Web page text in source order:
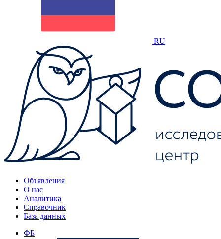
RU
Объявления
О нас
Аналитика
Справочник
База данных
ФБ